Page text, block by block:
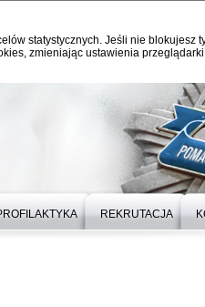
statystycznych. Jeśli nie blokujesz
zmieniając ustawienia
REKRUTACJA